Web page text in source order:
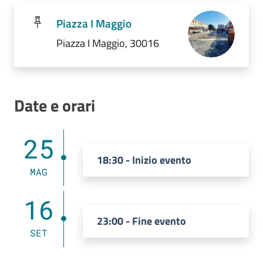
Piazza I Maggio
Piazza I Maggio, 30016
Date e orari
25
MAG
18:30 - Inizio evento
16
SET
23:00 - Fine evento